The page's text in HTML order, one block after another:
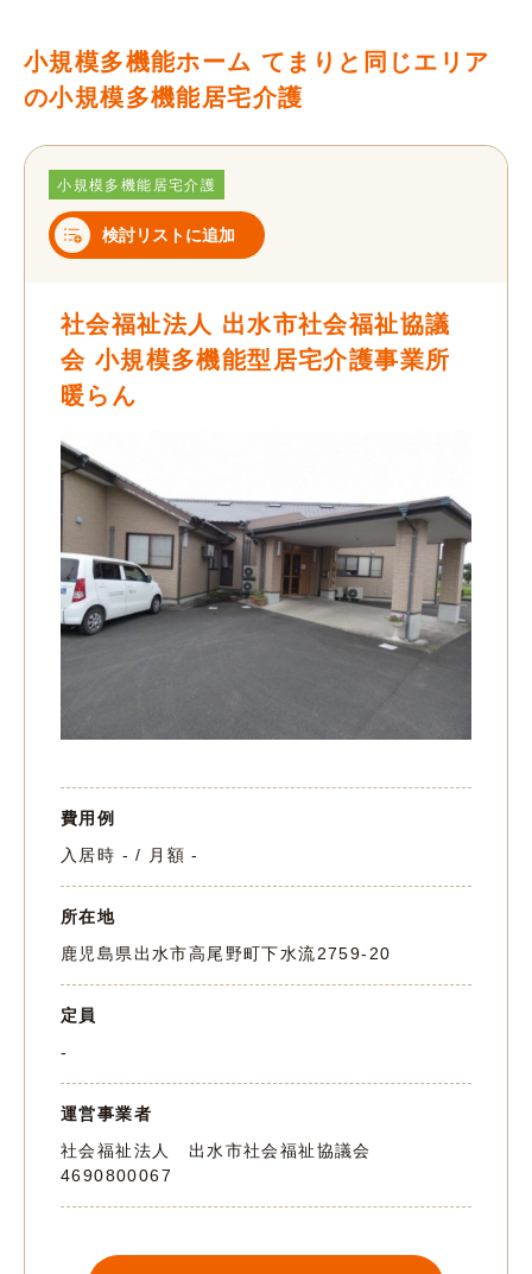
小規模多機能ホーム てまりと同じエリア
の小規模多機能居宅介護
小規模多機能居宅介護
検討リストに追加
社会福祉法人 出水市社会福祉協議
会 小規模多機能型居宅介護事業所
暖らん
費用例
入居時 - / 月額 -
所在地
鹿児島県出水市高尾野町下水流2759-20
定員
-
運営事業者
社会福祉法人 出水市社会福祉協議会
4690800067